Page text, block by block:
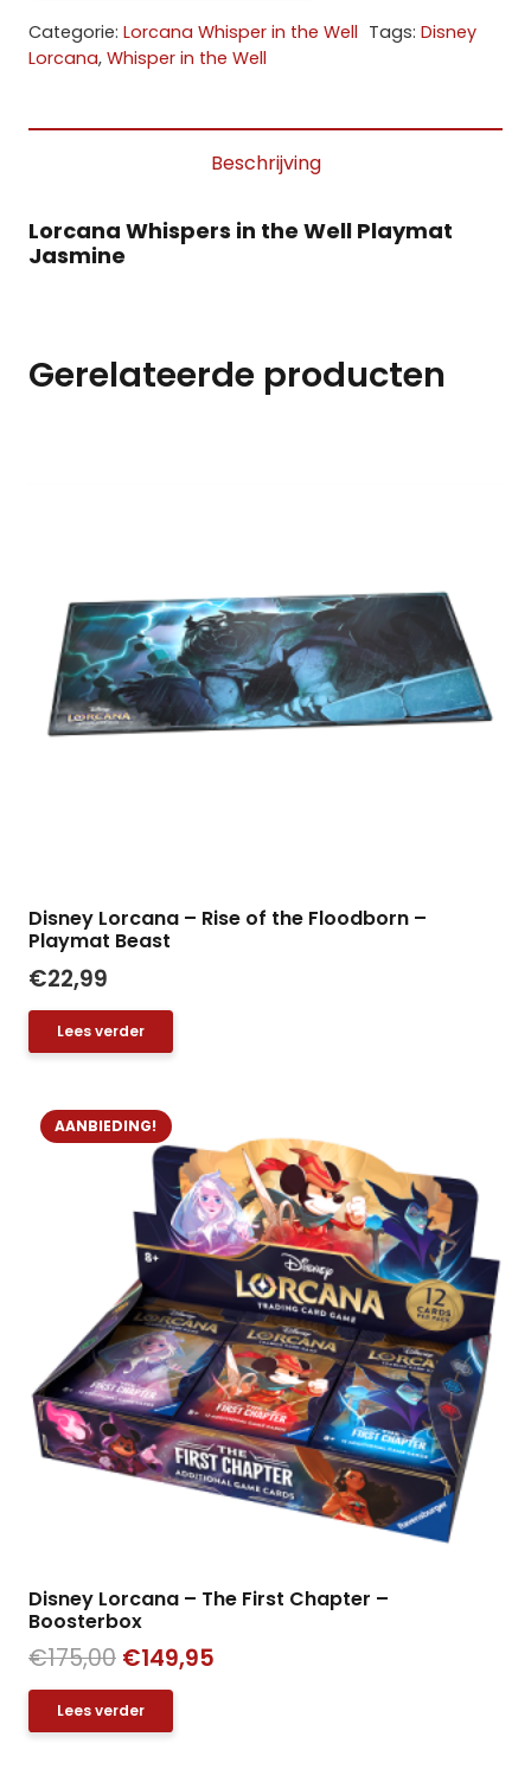
in
Categorie: Lorcana Whisper in the Well Tags: Disney
Lorcana, Whisper in the Well
Beschrijving
Lorcana Whispers in the Well Playmat
Jasmine
Gerelateerde producten
Disney Lorcana – Rise of the Floodborn –
Playmat Beast
€22,99
Lees verder
AANBIEDING!
Disney Lorcana – The First Chapter –
Boosterbox
€175,00 Oorspronkelijke
prijs
was:
€149,95
Lees verder